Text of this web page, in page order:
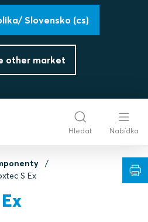
Slovensko (cs)
other market
Hledat Nabídka
S Ex